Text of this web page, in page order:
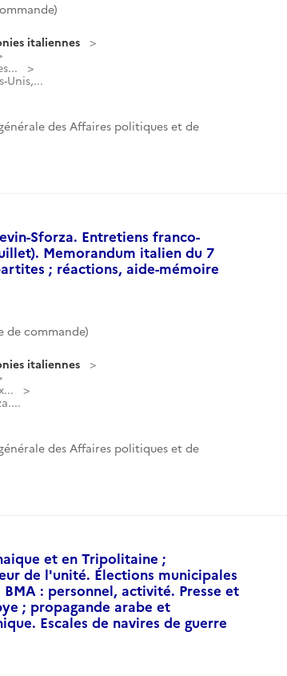
italiennes
Unis,...
des Affaires politiques et de
Sforza. Entretiens franco-
Memorandum italien du 7
; réactions, aide-mémoire
de commande)
italiennes
des Affaires politiques et de
et en Tripolitaine ;
de l'unité. Élections municipales
: personnel, activité. Presse et
; propagande arabe et
Escales de navires de guerre